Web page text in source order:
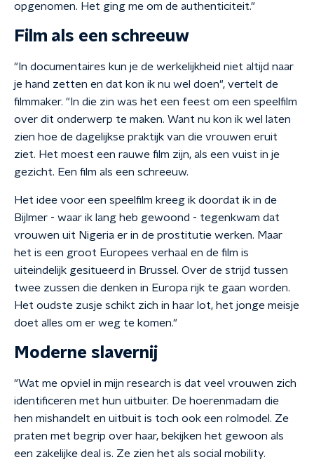
opgenomen. Het ging me om de authenticiteit."
Film als een schreeuw
"In documentaires kun je de werkelijkheid niet altijd naar
je hand zetten en dat kon ik nu wel doen", vertelt de
filmmaker. "In die zin was het een feest om een speelfilm
over dit onderwerp te maken. Want nu kon ik wel laten
zien hoe de dagelijkse praktijk van die vrouwen eruit
ziet. Het moest een rauwe film zijn, als een vuist in je
gezicht. Een film als een schreeuw.
Het idee voor een speelfilm kreeg ik doordat ik in de
Bijlmer - waar ik lang heb gewoond - tegenkwam dat
vrouwen uit Nigeria er in de prostitutie werken. Maar
het is een groot Europees verhaal en de film is
uiteindelijk gesitueerd in Brussel. Over de strijd tussen
twee zussen die denken in Europa rijk te gaan worden.
Het oudste zusje schikt zich in haar lot, het jonge meisje
doet alles om er weg te komen."
Moderne slavernij
"Wat me opviel in mijn research is dat veel vrouwen zich
identificeren met hun uitbuiter. De hoerenmadam die
hen mishandelt en uitbuit is toch ook een rolmodel. Ze
praten met begrip over haar, bekijken het gewoon als
een zakelijke deal is. Ze zien het als social mobility.